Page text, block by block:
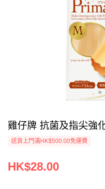
送貨上門滿HK$500.00免運費
HK$28.00